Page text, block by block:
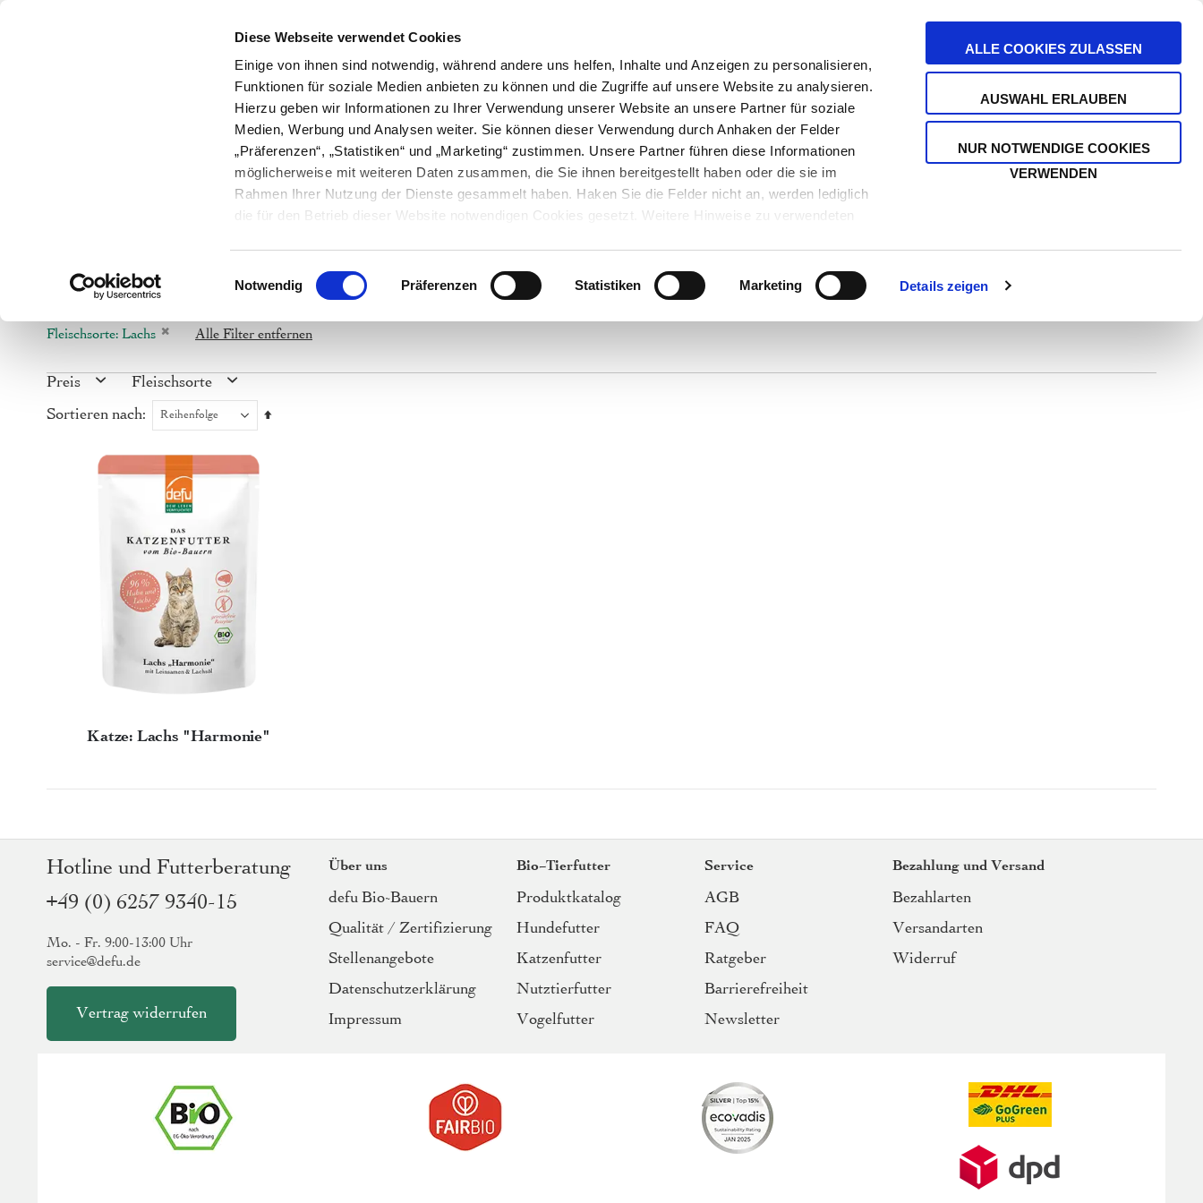
Diese Webseite verwendet Cookies
Einige von ihnen sind notwendig, während andere uns helfen, Inhalte und Anzeigen zu personalisieren,
Funktionen für soziale Medien anbieten zu können und die Zugriffe auf unsere Website zu analysieren.
Hierzu geben wir Informationen zu Ihrer Verwendung unserer Website an unsere Partner für soziale
Medien, Werbung und Analysen weiter. Sie können dieser Verwendung durch Anhaken der Felder
„Präferenzen“, „Statistiken“ und „Marketing“ zustimmen. Unsere Partner führen diese Informationen
möglicherweise mit weiteren Daten zusammen, die Sie ihnen bereitgestellt haben oder die sie im
Rahmen Ihrer Nutzung der Dienste gesammelt haben. Haken Sie die Felder nicht an, werden lediglich
die für den Betrieb dieser Website notwendigen Cookies gesetzt. Weitere Hinweise zu verwendeten
Einwilligungsauswahl
Notwendig Präferenzen Statistiken Marketing Details zeigen
ALLE COOKIES ZULASSEN
AUSWAHL ERLAUBEN
NUR NOTWENDIGE COOKIES
VERWENDEN
Ratgeber
Magazin
KATZE NUTZTIERE VÖGEL ZUSÄTZE ZUBEHÖR NEUHEITEN
MEIN
ÄNDERN
Startseite Online-Shop Bio Katzenfutter
Fleischsorte Lachs
Diesen
Artikel
Alle Filter entfernen
Preis
Fleischsorte
Sortieren nach
Absteigend
Katze: Lachs "Harmonie"
Hotline und Futterberatung
+49 (0) 6257 9340-15
Mo. - Fr. 9:00-13:00 Uhr
service@defu.de
Vertrag widerrufen
Über uns
defu Bio-Bauern
Qualität / Zertifizierung
Stellenangebote
Datenschutzerklärung
Impressum
Bio-Tierfutter
Produktkatalog
Hundefutter
Katzenfutter
Nutztierfutter
Vogelfutter
Service
AGB
FAQ
Ratgeber
Barrierefreiheit
Newsletter
Bezahlung und Versand
Bezahlarten
Versandarten
Widerruf